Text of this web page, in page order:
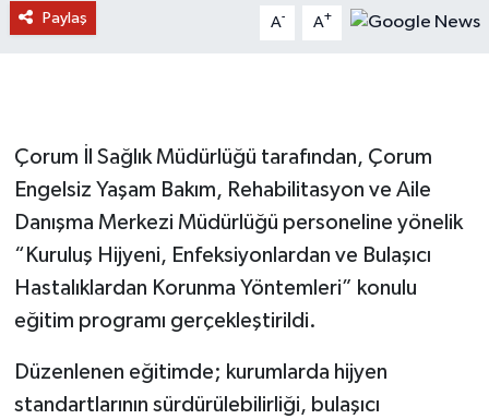
Paylaş A- A+
Çorum İl Sağlık Müdürlüğü tarafından, Çorum
Engelsiz Yaşam Bakım, Rehabilitasyon ve Aile
Danışma Merkezi Müdürlüğü personeline yönelik
“Kuruluş Hijyeni, Enfeksiyonlardan ve Bulaşıcı
Hastalıklardan Korunma Yöntemleri” konulu
eğitim programı gerçekleştirildi.
Düzenlenen eğitimde; kurumlarda hijyen
standartlarının sürdürülebilirliği, bulaşıcı